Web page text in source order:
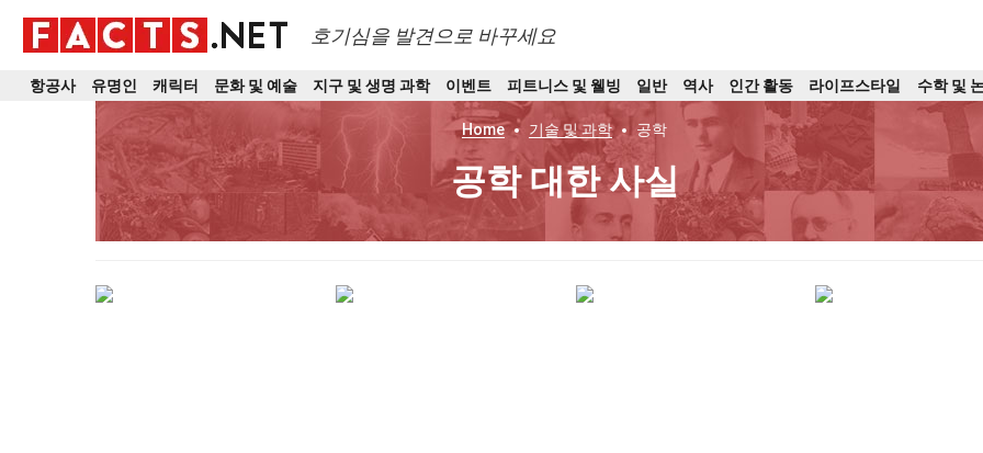
호기심을 발견으로 바꾸세요
항공사 유명인 캐릭터 문화 및 예술 지구 및 생명 과학 이벤트 피트니스 및 웰빙 일반 역사 인간 활동 라이프스타일 수학 및
Home 기술 및 과학 공학
공학 대한 사실